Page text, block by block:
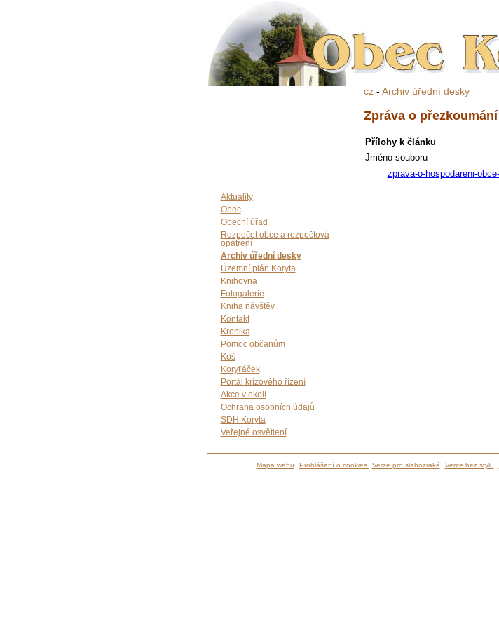
Aktuality
Obec
Obecní úřad
Rozpočet obce a rozpočtová
opatření
Archiv úřední desky
Územní plán Koryta
Knihovna
Fotogalerie
Kniha návštěv
Kontakt
Kronika
Pomoc občanům
Koš
Koryťáček
Portál krizového řízení
Akce v okolí
Ochrana osobních údajů
SDH Koryta
Veřejné osvětlení
cz- Archiv úřední desky
Zpráva o
Přílohy k článku
Jméno souboru
zprava-o-hospodareni-
Mapa webu Prohlášení o cookies Verze pro slabozraké Verze bez stylu